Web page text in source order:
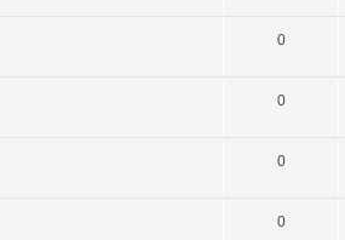
0
0
0
0